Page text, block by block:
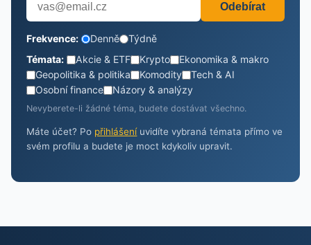
Odebírat
Frekvence: Denně
Týdně
Témata:
Akcie & ETF Krypto
Ekonomika & makro
Geopolitika & politika
Komodity
Tech & AI
Osobní finance
Názory & analýzy
Nevyberete-li žádné téma, budete dostávat všechno.
Máte účet? Po přihlášeníuvidíte vybraná témata přímo ve
svém profilu a budete je moct kdykoliv upravit.